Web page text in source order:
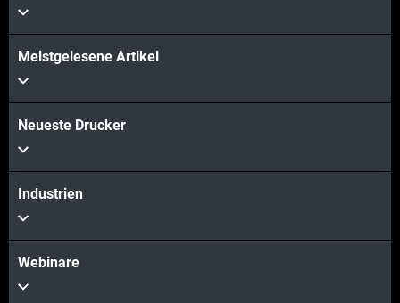
Meistgelesene Artikel
Neueste Drucker
Industrien
Webinare